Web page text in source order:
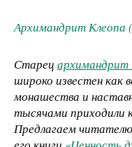
Архимандрит Клеопа
Старец архимандрит
широко известен как
монашества и
тысячами приходили
Предлагаем